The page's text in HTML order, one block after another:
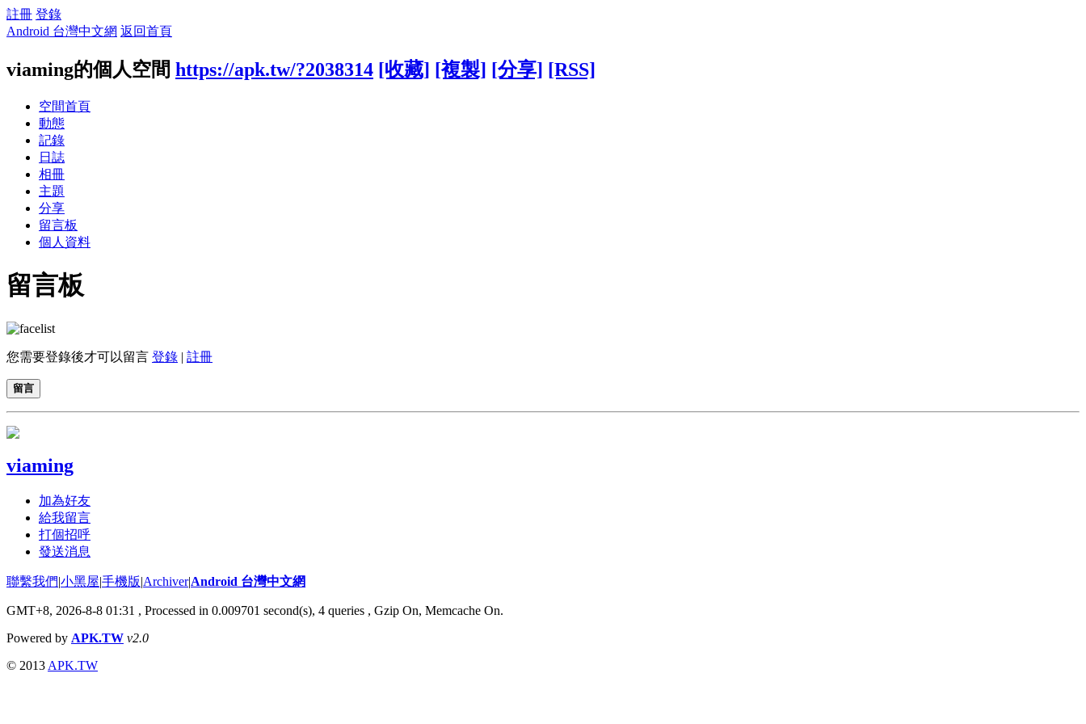
註冊 登錄
Android 台灣中文網 返回首頁
viaming的個人空間 https://apk.tw/?2038314 [收藏] [複製] [分享] [RSS]
空間首頁
動態
記錄
日誌
相冊
主題
分享
留言板
個人資料
留言板
您需要登錄後才可以留言 登錄 | 註冊
留言
viaming
加為好友
給我留言
打個招呼
發送消息
聯繫我們|小黑屋|手機版|Archiver|Android 台灣中文網
GMT+8, 2026-8-8 01:31 , Processed in 0.009701 second(s), 4 queries , Gzip On, Memcache On.
Powered by APK.TW v2.0
© 2013 APK.TW